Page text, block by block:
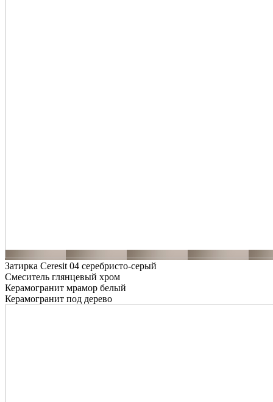
Затирка Ceresit 04 серебристо-серый
Смеситель глянцевый хром
Керамогранит мрамор белый
Керамогранит под дерево